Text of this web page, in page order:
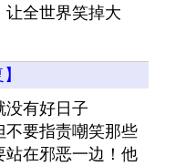
让全世界笑掉大
没有好日子
不要指责嘲笑那些
站在邪恶一边！他